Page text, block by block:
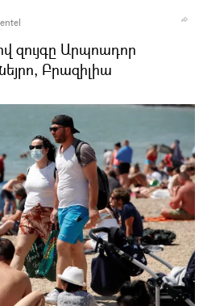
զույգը Արպոադոր
Բրազիլիա